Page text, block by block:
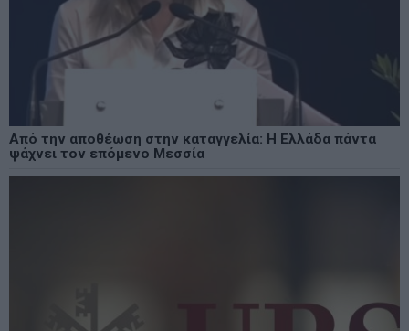
Από την αποθέωση στην καταγγελία: Η Ελλάδα πάντα
ψάχνει τον επόμενο Μεσσία